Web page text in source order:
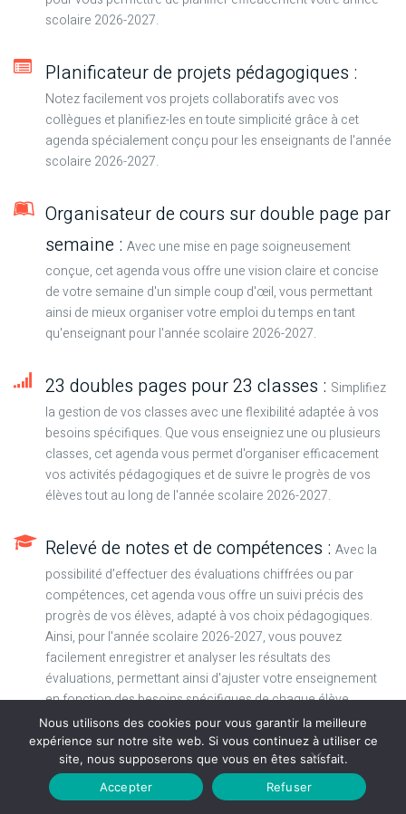
scolaire 2026-2027.
Planificateur de projets pédagogiques :
Notez facilement vos projets collaboratifs avec vos
collègues et planifiez-les en toute simplicité grâce à cet
agenda spécialement conçu pour les enseignants de l'année
scolaire 2026-2027.
Organisateur de cours sur double page par
semaine : Avec une mise en page soigneusement
conçue, cet agenda vous offre une vision claire et concise
de votre semaine d'un simple coup d'œil, vous permettant
ainsi de mieux organiser votre emploi du temps en tant
qu'enseignant pour l'année scolaire 2026-2027.
23 doubles pages pour 23 classes : Simplifiez
la gestion de vos classes avec une flexibilité adaptée à vos
besoins spécifiques. Que vous enseigniez une ou plusieurs
classes, cet agenda vous permet d'organiser efficacement
vos activités pédagogiques et de suivre le progrès de vos
élèves tout au long de l'année scolaire 2026-2027.
Relevé de notes et de compétences : Avec la
possibilité d'effectuer des évaluations chiffrées ou par
compétences, cet agenda vous offre un suivi précis des
progrès de vos élèves, adapté à vos choix pédagogiques.
Ainsi, pour l'année scolaire 2026-2027, vous pouvez
facilement enregistrer et analyser les résultats des
évaluations, permettant ainsi d'ajuster votre enseignement
en fonction des besoins spécifiques de chaque élève.
Carnet de notes pour les conseils de
classes :Centralisez toutes les remarques et
Nous utilisons des cookies pour vous garantir la meilleure
expérience sur notre site web. Si vous continuez à utiliser ce
site, nous supposerons que vous en êtes satisfait.
Accepter
Refuser